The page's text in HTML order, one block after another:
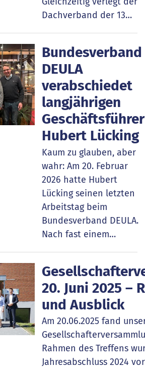
Dachverband der 13…
Bundesverband
DEULA
verabschiedet
langjährigen
Geschäftsführer
Hubert Lücking
Kaum zu glauben, aber
wahr: Am 20. Februar
2026 hatte Hubert
Lücking seinen letzten
Arbeitstag beim
Bundesverband DEULA.
Nach fast einem…
20. Juni 2025 –
und Ausblick
Am 20.06.2025 fand
Rahmen des Treffens
Jahresabschluss 2024